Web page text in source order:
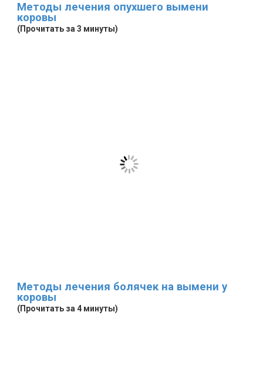
Методы лечения опухшего вымени
коровы
(Прочитать за 3 минуты)
Методы лечения болячек на вымени у
коровы
(Прочитать за 4 минуты)